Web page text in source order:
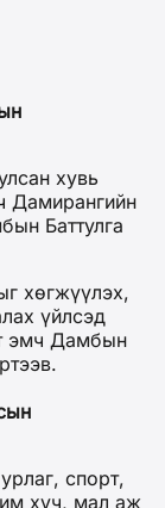
хувь
Дамирангийн
Баттулга
хөгжүүлэх,
үйлсэд
эмч Дамбын
спорт,
хүч, мал аж